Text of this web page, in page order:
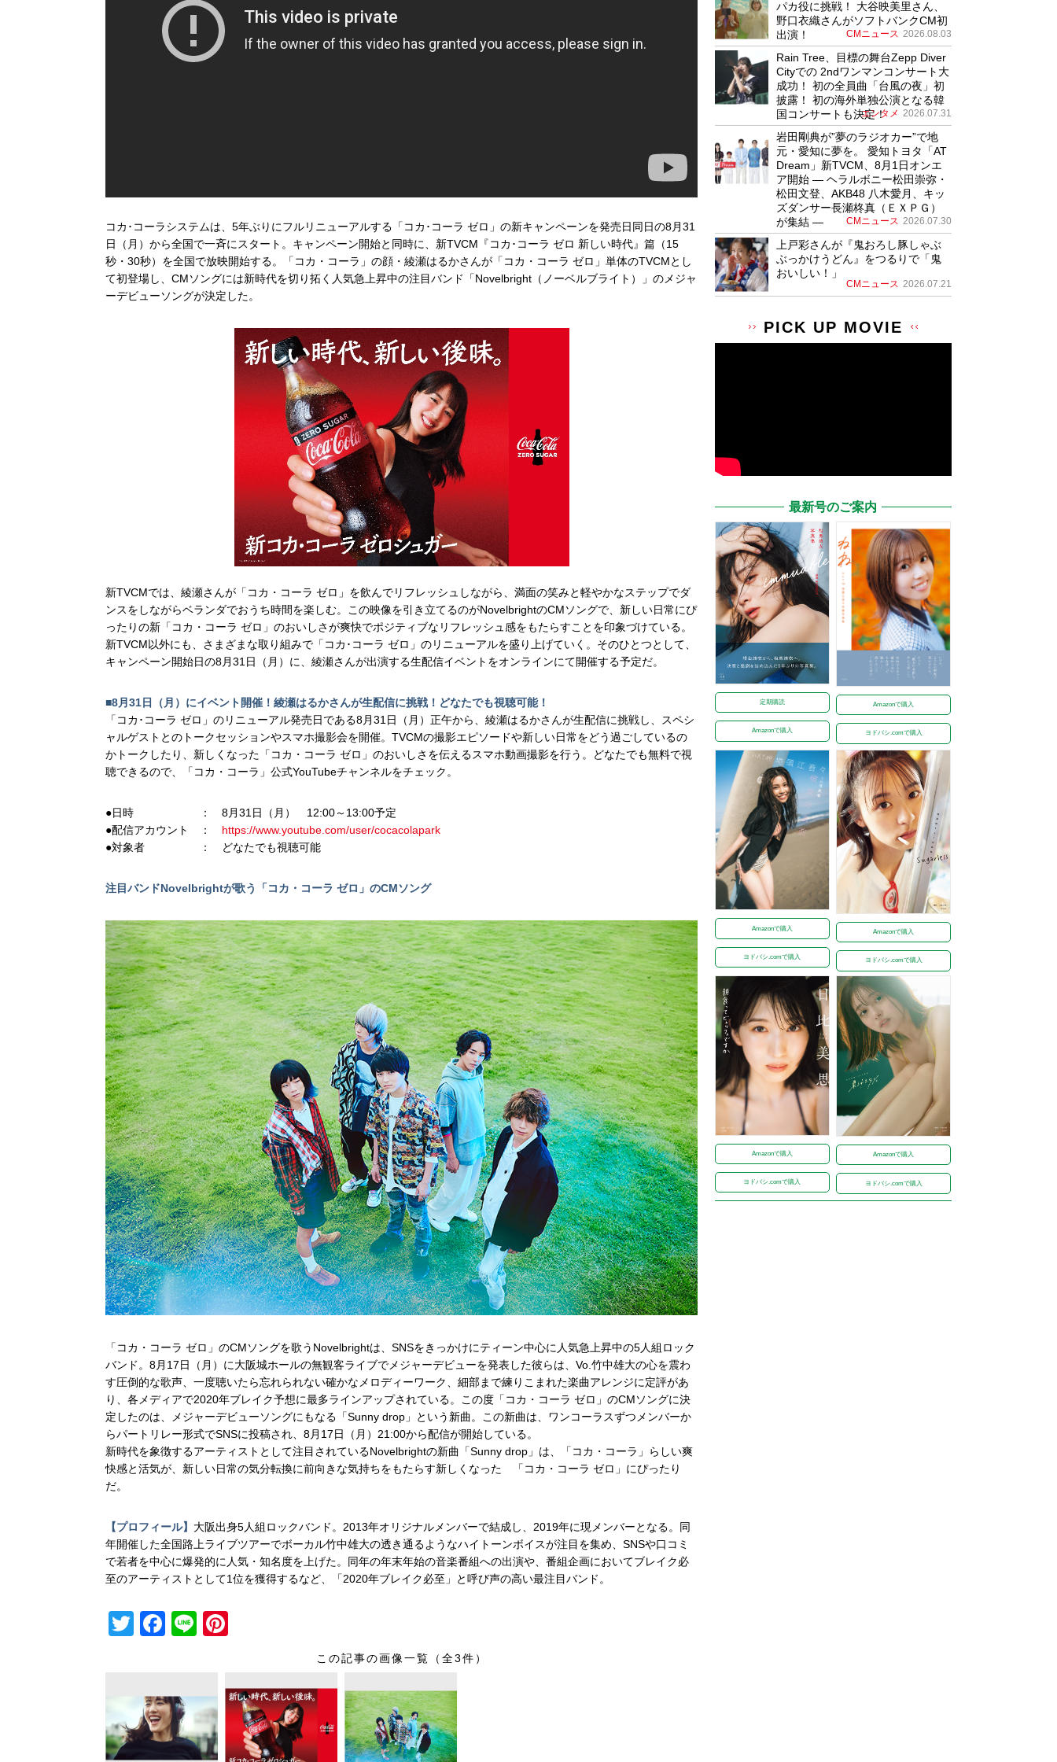
コカ･コーラシステムは、5年ぶりにフルリニューアルする「コカ･コーラ ゼロ」の新キャンペーンを発売日同日の8月31
日（月）から全国で一斉にスタート。キャンペーン開始と同時に、新TVCM『コカ･コーラ ゼロ 新しい時代』篇（15
秒・30秒）を全国で放映開始する。「コカ・コーラ」の顔・綾瀬はるかさんが「コカ・コーラ ゼロ」単体のTVCMとし
て初登場し、CMソングには新時代を切り拓く人気急上昇中の注目バンド「Novelbright（ノーベルブライト）」のメジャ
ーデビューソングが決定した。
新TVCMでは、綾瀬さんが「コカ・コーラ ゼロ」を飲んでリフレッシュしながら、満面の笑みと軽やかなステップでダ
ンスをしながらベランダでおうち時間を楽しむ。この映像を引き立てるのがNovelbrightのCMソングで、新しい日常にぴ
ったりの新「コカ・コーラ ゼロ」のおいしさが爽快でポジティブなリフレッシュ感をもたらすことを印象づけている。
新TVCM以外にも、さまざまな取り組みで「コカ･コーラ ゼロ」のリニューアルを盛り上げていく。そのひとつとして、
キャンペーン開始日の8月31日（月）に、綾瀬さんが出演する生配信イベントをオンラインにて開催する予定だ。
■8月31日（月）にイベント開催！綾瀬はるかさんが生配信に挑戦！どなたでも視聴可能！
「コカ･コーラ ゼロ」のリニューアル発売日である8月31日（月）正午から、綾瀬はるかさんが生配信に挑戦し、スペシ
ャルゲストとのトークセッションやスマホ撮影会を開催。TVCMの撮影エピソードや新しい日常をどう過ごしているの
かトークしたり、新しくなった「コカ・コーラ ゼロ」のおいしさを伝えるスマホ動画撮影を行う。どなたでも無料で視
聴できるので、「コカ・コーラ」公式YouTubeチャンネルをチェック。
●日時 ： 8月31日（月） 12:00～13:00予定
●配信アカウント ： https://www.youtube.com/user/cocacolapark
●対象者 ： どなたでも視聴可能
注目バンドNovelbrightが歌う「コカ・コーラ ゼロ」のCMソング
「コカ・コーラ ゼロ」のCMソングを歌うNovelbrightは、SNSをきっかけにティーン中心に人気急上昇中の5人組ロック
バンド。8月17日（月）に大阪城ホールの無観客ライブでメジャーデビューを発表した彼らは、Vo.竹中雄大の心を震わ
す圧倒的な歌声、一度聴いたら忘れられない確かなメロディーワーク、細部まで練りこまれた楽曲アレンジに定評があ
り、各メディアで2020年ブレイク予想に最多ラインアップされている。この度「コカ・コーラ ゼロ」のCMソングに決
定したのは、メジャーデビューソングにもなる「Sunny drop」という新曲。この新曲は、ワンコーラスずつメンバーか
らパートリレー形式でSNSに投稿され、8月17日（月）21:00から配信が開始している。
新時代を象徴するアーティストとして注目されているNovelbrightの新曲「Sunny drop」は、「コカ・コーラ」らしい爽
快感と活気が、新しい日常の気分転換に前向きな気持ちをもたらす新しくなった 「コカ・コーラ ゼロ」にぴったり
だ。
【プロフィール】 大阪出身5人組ロックバンド。2013年オリジナルメンバーで結成し、2019年に現メンバーとなる。同
年開催した全国路上ライブツアーでボーカル竹中雄大の透き通るようなハイトーンボイスが注目を集め、SNSや口コミ
で若者を中心に爆発的に人気・知名度を上げた。同年の年末年始の音楽番組への出演や、番組企画においてブレイク必
至のアーティストとして1位を獲得するなど、「2020年ブレイク必至」と呼び声の高い最注目バンド。
T
er
F
e
b
o
Li
e
st
この記事の画像一覧（全3件）
パカ役に挑戦！ 大谷映美里さん、
野口衣織さんがソフトバンクCM初
出演！
CMニュース 2026.08.03
Rain Tree、目標の舞台Zepp Diver
Cityでの 2ndワンマンコンサート大
成功！ 初の全員曲「台風の夜」初
披露！ 初の海外単独公演となる韓
国コンサートも決定！
エンタメ 2026.07.31
岩田剛典が”夢のラジオカー”で地
元・愛知に夢を。 愛知トヨタ「AT
Dream」新TVCM、8月1日オンエ
ア開始 ― ヘラルボニー松田崇弥・
松田文登、AKB48 八木愛月、キッ
ズダンサー長瀬柊真（ＥＸＰＧ）
が集結 ―
CMニュース 2026.07.30
上戸彩さんが『鬼おろし豚しゃぶ
ぶっかけうどん』をつるりで「鬼
おいしい！」
CMニュース 2026.07.21
PICK UP MOVIE
最新号のご案内
定期購読
Amazonで購入
Amazonで購入
ヨドバシ.comで購入
Amazonで購入
ヨドバシ.comで購入
Amazonで購入
ヨドバシ.comで購入
Amazonで購入
ヨドバシ.comで購入
Amazonで購入
ヨドバシ.comで購入